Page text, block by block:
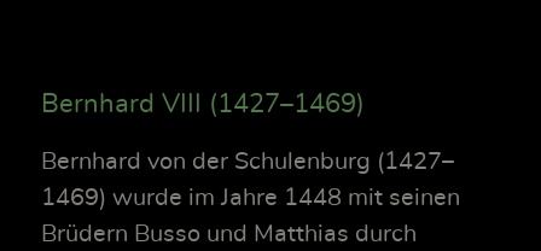
Bernhard VIII (1427–1469)
Bernhard von der Schulenburg (1427–
1469) wurde im Jahre 1448 mit seinen
Brüdern Busso und Matthias durch